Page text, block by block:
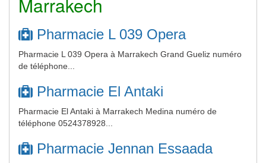
Pharmacie L 039 Opera
Pharmacie L 039 Opera à Marrakech Grand Gueliz numéro
de téléphone...
Pharmacie El Antaki
Pharmacie El Antaki à Marrakech Medina numéro de
téléphone 0524378928...
Pharmacie Jennan Essaada